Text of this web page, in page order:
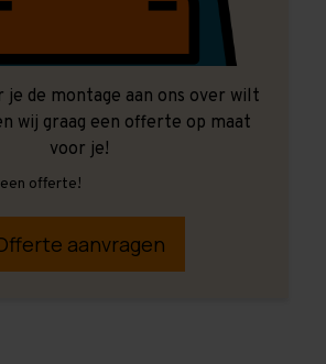
je de montage aan ons over wilt
wij graag een offerte op maat
voor je!
offerte!
aanvragen